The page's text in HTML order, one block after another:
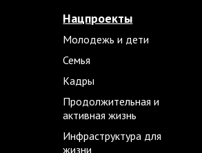
Нацпроекты
Молодежь и дети
Семья
Кадры
Продолжительная и
активная жизнь
Инфраструктура для
жизни